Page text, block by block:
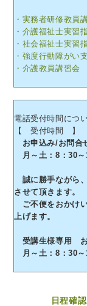
・実務者研修教員
・介護福祉士実習
・社会福祉士実習
・強度行動障がい
・介護教員講習会
電話受付時間につ
【 受付時間 】
お申込み/お問合
月～土：8：30
誠に勝手ながら
させて頂きます。
ご不便をおかけ
上げます。
受講生様専用 お
月～土：8：30
日程確